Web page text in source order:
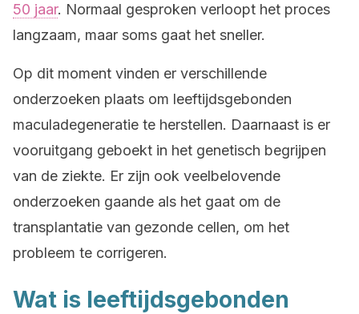
50 jaar. Normaal gesproken verloopt het proces
langzaam, maar soms gaat het sneller.
Op dit moment vinden er verschillende
onderzoeken plaats om leeftijdsgebonden
maculadegeneratie te herstellen. Daarnaast is er
vooruitgang geboekt in het genetisch begrijpen
van de ziekte. Er zijn ook veelbelovende
onderzoeken gaande als het gaat om de
transplantatie van gezonde cellen, om het
probleem te corrigeren.
Wat is leeftijdsgebonden